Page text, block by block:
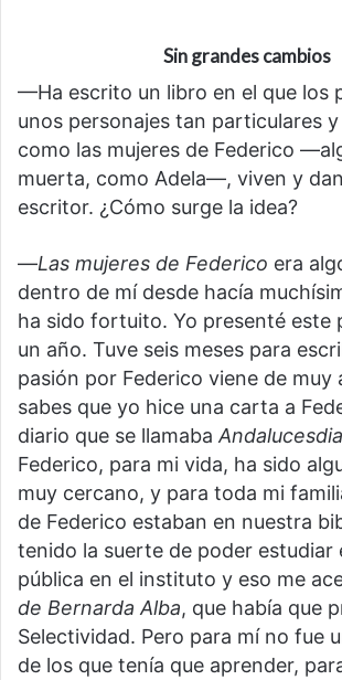
Sin grandes cambios
—Ha escrito un libro en el que los
unos personajes tan particulares
como las mujeres de Federico
muerta, como Adela—, viven y
escritor. ¿Cómo surge la idea?
—Las mujeres de Federico era
dentro de mí desde hacía
ha sido fortuito. Yo presenté este
un año. Tuve seis meses para
pasión por Federico viene de muy
sabes que yo hice una carta a
diario que se llamaba
Federico, para mi vida, ha sido
muy cercano, y para toda mi
de Federico estaban en nuestra
tenido la suerte de poder estudiar
pública en el instituto y eso me
de Bernarda Alba, que había que
Selectividad. Pero para mí no fue
de los que tenía que aprender,